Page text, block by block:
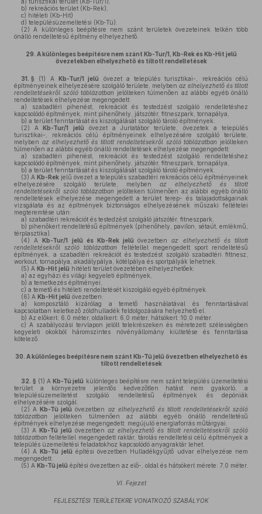
b) rekreációs terület (Kb-Rek),
c) hitéleti (Kb-Hit)
d) településüzemeltetési (Kb-Tü).
(2) A különleges beépítésre nem szánt területek övezeteinek telkén több
önálló rendeltetésű építmény elhelyezhető.
29. A különleges beépítésre nem szánt Kb-Tur/1, Kb-Rek és Kb-Hit jelű
övezetekben elhelyezhető és tiltott rendeltetések
31. § (1) A Kb-Tur/1 jelű
övezet a település turisztikai-, rekreációs célú
építményeinek elhelyezésére szolgáló területe, melyben az elhelyezhető és tiltott
rendeltetésekről szóló táblázatban jelölteken túlmenően az alábbi egyéb önálló
rendeltetések elhelyezése megengedett:
a) szabadtéri pihenést, rekreációt és testedzést szolgáló rendeltetéshez
kapcsolódó építmények, mint pihenőhely, játszótér, fitneszpark, tornapálya,
b) a terület fenntartását és kiszolgálását szolgáló tároló építmények.
(2) A Kb-Tur/1 jelű övezet a Jurtatábor területe, övezetek a település
turisztikai-, rekreációs célú építményeinek elhelyezésére szolgáló területe,
melyben az elhelyezhető és tiltott rendeltetésekről szóló táblázatban jelölteken
túlmenően az alábbi egyéb önálló rendeltetések elhelyezése megengedett:
a) szabadtéri pihenést, rekreációt és testedzést szolgáló rendeltetéshez
kapcsolódó építmények, mint pihenőhely, játszótér, fitneszpark, tornapálya,
b) a terület fenntartását és kiszolgálását szolgáló tároló építmények.
(3) AKb-Rek jelű övezet a település szabadtéri rekreációs célú építményeinek
elhelyezésére szolgáló területe, melyben az elhelyezhető és tiltott
rendeltetésekről szóló táblázatban jelölteken túlmenően az alábbi egyéb önálló
rendeltetések elhelyezése megengedett a terület terep- és talajadottságainak
vizsgálata és az építmények biztonságos elhelyezésének műszaki feltételei
megteremtése után:
a) szabadtéri rekreációt és testedzést szolgáló játszótér, fitneszpark,
b) pihenőkert rendeltetésű építmények (pihenőhely, pavilon, sétaút, emlékmű,
térplasztika).
(4) AKb-Tur/1 jelű és Kb-Rek jelűövezetbenaz elhelyezhető és tiltott
rendeltetésekről szóló táblázatban feltétellel megengedett sport rendeltetésű
építmények, a szabadtéri rekreációt és testedzést szolgáló szabadtéri fittnesz,
workout, tornapálya, akadálypálya, kötélpálya és sportpályák lehetnek.
(5) A Kb-Hit jelű hitéleti terület övezetében elhelyezhetőek:
a) az egyházi és világi kegyeleti építmények,
b) a temetkezés építményei,
c) a temető és hitéleti rendeltetését kiszolgáló egyéb építmények.
(6) A Kb-Hit jelű övezetben:
a) komposztáló kizárólag a temető használatával és fenntartásával
kapcsolatban keletkező zöldhulladék feldolgozására helyezhető el.
b) Az előkert: 6,0 méter, oldalkert: 6,0 méter, hátsókert :10,0 méter.
c) A szabályozási tervlapon jelölt telekrészeken és méretezett szélességben
kegyeleti okokból háromszintes növényállomány kiültetése és fenntartása
kötelező.
30. A különleges beépítésre nem szánt Kb-Tü jelű övezetben elhelyezhető és
tiltott rendeltetések
32. § (1) AKb-Tü jelű különleges beépítésre nem szánt település üzemeltetési
terület a környezetre jelentős kedvezőtlen hatást nem gyakorló, a
településüzemeltetést szolgáló rendeltetésű építmények és depóniák
elhelyezésére szolgál.
(2) AKb-Tü jelű övezetben az elhelyezhető és tiltott rendeltetésekről szóló
táblázatban jelölteken túlmenően az alábbi egyéb önálló rendeltetésű
építmények elhelyezése megengedett: megújuló energiaforrás műtárgyai.
(3) AKb-Tü jelű övezetbenaz elhelyezhető és tiltott rendeltetésekről szóló
táblázatban feltétellel megengedett raktár, tárolás rendeltetési célú építmények a
település üzemeltetési feladatokhoz kapcsolódó anyagraktár lehet.
(4) AKb-Tü jelű építési övezetben Hulladékgyűjtő udvar elhelyezése nem
megengedett.
(5) A Kb-Tü jelű építési övezetben az elő-, oldal és hátsókert mérete: 7,0 méter.
VI. Fejezet
FEJLESZTÉSI TERÜLETEKRE VONATKOZÓ SZABÁLYOK